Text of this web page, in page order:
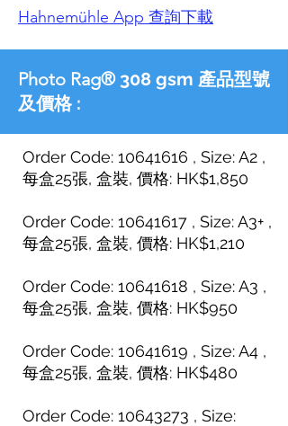
Hahnemühle App 查詢下載
Photo Rag®308 gsm 產品型號
及價格 :
Order Code: 10641616 , Size: A2 ,
每盒25張, 盒裝, 價格: HK$1,850
Order Code: 10641617 , Size: A3+ ,
每盒25張, 盒裝, 價格: HK$1,210
Order Code: 10641618 , Size: A3 ,
每盒25張, 盒裝, 價格: HK$950
Order Code: 10641619 , Size: A4 ,
每盒25張, 盒裝, 價格: HK$480
Order Code: 10643273 , Size: